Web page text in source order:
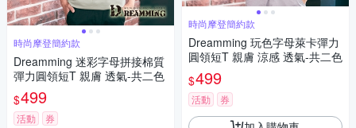
時尚摩登簡約款
Dreamming 迷彩字母拼接棉質
彈力圓領短T 親膚 透氣-共二色
$499
活動 券
時尚摩登簡約款
Dreamming 玩色字母萊卡彈力
圓領短T 親膚 涼感 透氣-共二色
$499
活動 券